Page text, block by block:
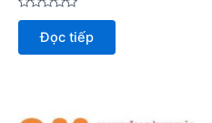
Được
hạng
0
Đọc tiếp